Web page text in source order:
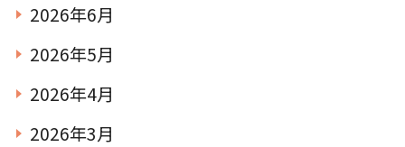
2026年6月
2026年5月
2026年4月
2026年3月